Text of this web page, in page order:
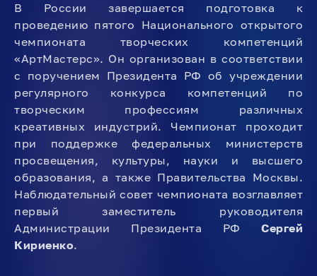
В России завершается подготовка к
проведению пятого Национального открытого
чемпионата творческих компетенций
«АртМастерс». Он организован в соответствии
с поручением Президента РФ об учреждении
регулярного конкурса компетенций по
творческим профессиям различных
креативных индустрий. Чемпионат проходит
при поддержке федеральных министерств
просвещения, культуры, науки и высшего
образования, а также Правительства Москвы.
Наблюдательный совет чемпионата возглавляет
первый заместитель руководителя
Администрации Президента РФ Сергей
Кириенко.